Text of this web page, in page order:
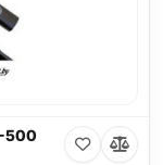
500